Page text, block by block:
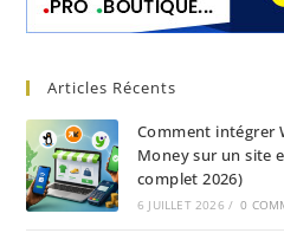
Articles Récents
Comment intégrer
Money sur un site
complet 2026)
6 JUILLET 2026 / 0